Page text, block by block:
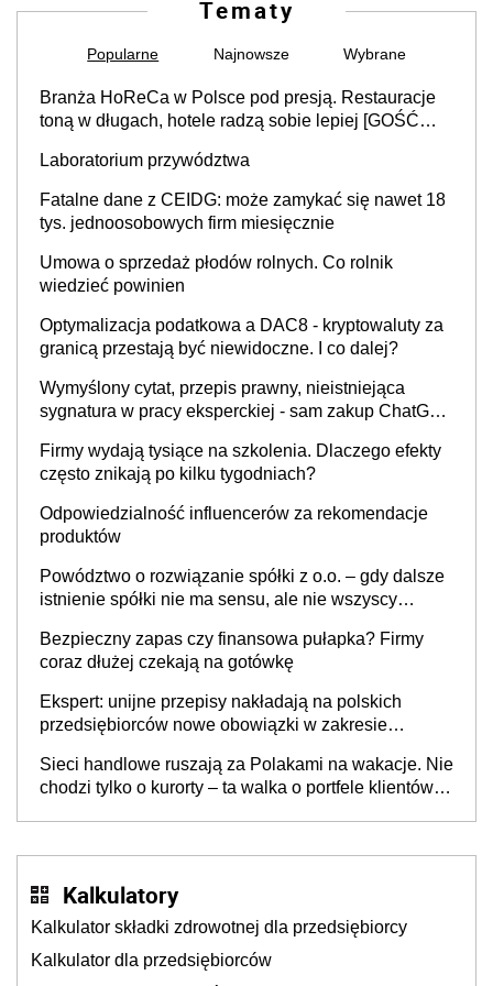
Tematy
Popularne Najnowsze Wybrane
Branża HoReCa w Polsce pod presją. Restauracje
toną w długach, hotele radzą sobie lepiej [GOŚĆ
Laboratorium przywództwa
Fatalne dane z CEIDG: może zamykać się nawet 18
tys. jednoosobowych firm miesięcznie
Umowa o sprzedaż płodów rolnych. Co rolnik
wiedzieć powinien
Optymalizacja podatkowa a DAC8 - kryptowaluty za
granicą przestają być niewidoczne. I co dalej?
Wymyślony cytat, przepis prawny, nieistniejąca
sygnatura w pracy eksperckiej - sam zakup ChatGPT
Firmy wydają tysiące na szkolenia. Dlaczego efekty
często znikają po kilku tygodniach?
Odpowiedzialność influencerów za rekomendacje
produktów
Powództwo o rozwiązanie spółki z o.o. – gdy dalsze
istnienie spółki nie ma sensu, ale nie wszyscy
Bezpieczny zapas czy finansowa pułapka? Firmy
coraz dłużej czekają na gotówkę
Ekspert: unijne przepisy nakładają na polskich
przedsiębiorców nowe obowiązki w zakresie
Sieci handlowe ruszają za Polakami na wakacje. Nie
chodzi tylko o kurorty – ta walka o portfele klientów
Kalkulatory
Kalkulator składki zdrowotnej dla przedsiębiorcy
Kalkulator dla przedsiębiorców